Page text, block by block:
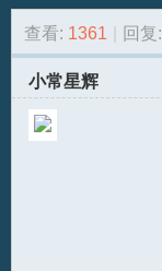
模» ›
查看: 1361 回复:
小常星辉